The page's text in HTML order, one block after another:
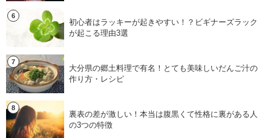
初心者はラッキーが起きやすい！？ビギナーズラック
が起こる理由3選
大分県の郷土料理で有名！とても美味しいだんご汁の
作り方・レシピ
裏表の差が激しい！本当は腹黒くて性格に裏がある人
の3つの特徴